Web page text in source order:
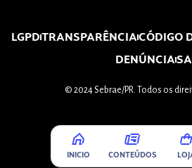
LGPDTRANSPARÊNCIACÓDIGO
DENÚNCIA
© 2024 Sebrae/PR. Todos os
INICIO CONTEÚDOS